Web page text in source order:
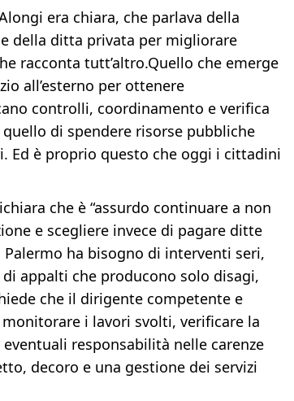
era chiara, che parlava della
e della ditta privata per migliorare
racconta tutt’altro.Quello che emerge
all’esterno per ottenere
controlli, coordinamento e verifica
di spendere risorse pubbliche
Ed è proprio questo che oggi i cittadini
che è “assurdo continuare a non
e scegliere invece di pagare ditte
ha bisogno di interventi seri,
appalti che producono solo disagi,
che il dirigente competente e
i lavori svolti, verificare la
responsabilità nelle carenze
decoro e una gestione dei servizi